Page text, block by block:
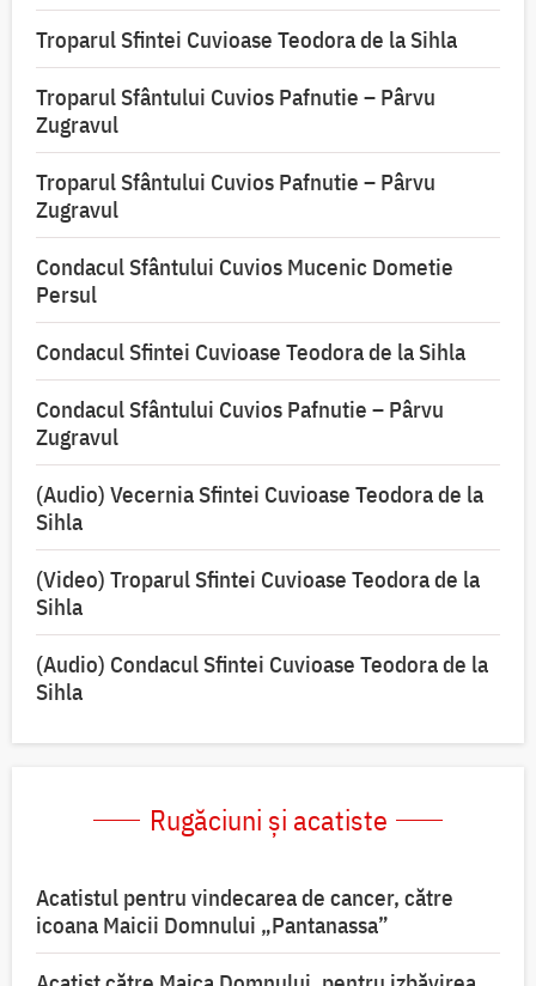
Troparul Sfintei Cuvioase Teodora de la Sihla
Troparul Sfântului Cuvios Pafnutie – Pârvu
Zugravul
Troparul Sfântului Cuvios Pafnutie – Pârvu
Zugravul
Condacul Sfântului Cuvios Mucenic Dometie
Persul
Condacul Sfintei Cuvioase Teodora de la Sihla
Condacul Sfântului Cuvios Pafnutie – Pârvu
Zugravul
(Audio) Vecernia Sfintei Cuvioase Teodora de la
Sihla
(Video) Troparul Sfintei Cuvioase Teodora de la
Sihla
(Audio) Condacul Sfintei Cuvioase Teodora de la
Sihla
Rugăciuni și acatiste
Acatistul pentru vindecarea de cancer, către
icoana Maicii Domnului „Pantanassa”